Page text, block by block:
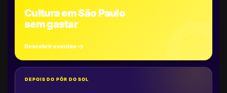
Cultura em São Paulo
sem gastar
Descobrir eventos
DEPOIS DO PÔR DO SOL